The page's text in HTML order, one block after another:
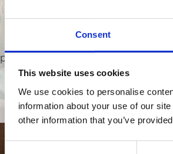
Consent
This website uses cookies
We use cookies to personalise
information about your use of our
other information that you’ve
17 lakás
penthouse-ig,
1 iroda és 1 db